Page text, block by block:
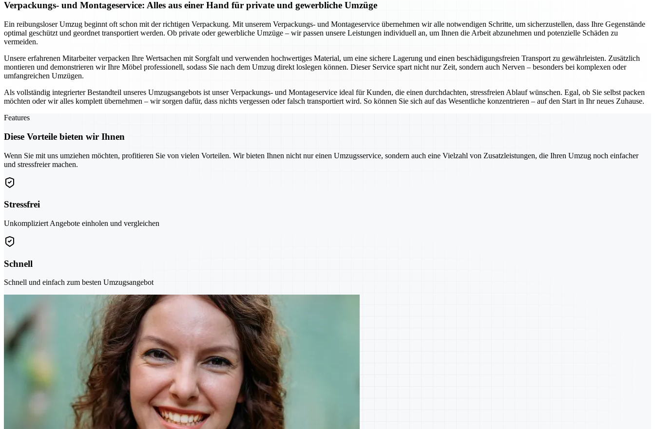
Verpackungs- und Montageservice: Alles aus einer Hand für private und gewerbliche Umzüge
Ein reibungsloser Umzug beginnt oft schon mit der richtigen Verpackung. Mit unserem Verpackungs- und Montageservice übernehmen wir alle notwendigen Schritte, um sicherzustellen, dass Ihre Gegenstände
optimal geschützt und geordnet transportiert werden. Ob private oder gewerbliche Umzüge – wir passen unsere Leistungen individuell an, um Ihnen die Arbeit abzunehmen und potenzielle Schäden zu
vermeiden.
Unsere erfahrenen Mitarbeiter verpacken Ihre Wertsachen mit Sorgfalt und verwenden hochwertiges Material, um eine sichere Lagerung und einen beschädigungsfreien Transport zu gewährleisten. Zusätzlich
montieren und demonstrieren wir Ihre Möbel professionell, sodass Sie nach dem Umzug direkt loslegen können. Dieser Service spart nicht nur Zeit, sondern auch Nerven – besonders bei komplexen oder
umfangreichen Umzügen.
Als vollständig integrierter Bestandteil unseres Umzugsangebots ist unser Verpackungs- und Montageservice ideal für Kunden, die einen durchdachten, stressfreien Ablauf wünschen. Egal, ob Sie selbst packen
möchten oder wir alles komplett übernehmen – wir sorgen dafür, dass nichts vergessen oder falsch transportiert wird. So können Sie sich auf das Wesentliche konzentrieren – auf den Start in Ihr neues Zuhause.
Features
Diese Vorteile bieten wir Ihnen
Wenn Sie mit uns umziehen möchten, profitieren Sie von vielen Vorteilen. Wir bieten Ihnen nicht nur einen Umzugsservice, sondern auch eine Vielzahl von Zusatzleistungen, die Ihren Umzug noch einfacher
und stressfreier machen.
Stressfrei
Unkompliziert Angebote einholen und vergleichen
Schnell
Schnell und einfach zum besten Umzugsangebot